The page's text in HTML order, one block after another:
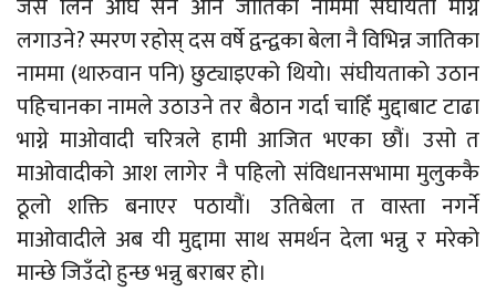
जस लिन अघि सर्ने अनि जातिका नाममा संघीयता माग्न
लगाउने? स्मरण रहोस् दस वर्षे द्वन्द्वका बेला नै विभिन्न जातिका
नाममा (थारुवान पनि) छुट्याइएको थियो। संघीयताको उठान
पहिचानका नामले उठाउने तर बैठान गर्दा चाहिँ मुद्दाबाट टाढा
भाग्ने माओवादी चरित्रले हामी आजित भएका छौं। उसो त
माओवादीको आश लागेर नै पहिलो संविधानसभामा मुलुककै
ठूलो शक्ति बनाएर पठायौं। उतिबेला त वास्ता नगर्ने
माओवादीले अब यी मुद्दामा साथ समर्थन देला भन्नु र मरेको
मान्छे जिउँदो हुन्छ भन्नु बराबर हो।